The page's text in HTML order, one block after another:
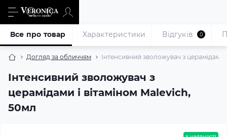
Догляд за обличчям Інтенсивний зволожувач з церамідами
Інтенсивний зволожувач з
церамідами і вітаміном Malevich,
50мл
Все про товар Характеристики Відгуків 0